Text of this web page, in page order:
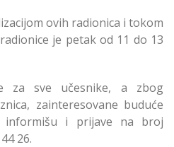
ovih radionica i tokom
je petak od 11 do 13
za sve učesnike, a zbog
zainteresovane buduće
informišu i prijave na broj
26.